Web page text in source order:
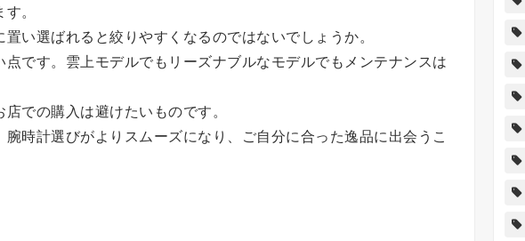
。
い選ばれると絞りやすくなるのではないでしょうか。
です。雲上モデルでもリーズナブルなモデルでもメンテナンスは
での購入は避けたいものです。
時計選びがよりスムーズになり、ご自分に合った逸品に出会うこ